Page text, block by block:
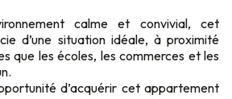
calme et convivial, cet
d’une situation idéale, à proximité
que les écoles, les commerces et les
d’acquérir cet appartement